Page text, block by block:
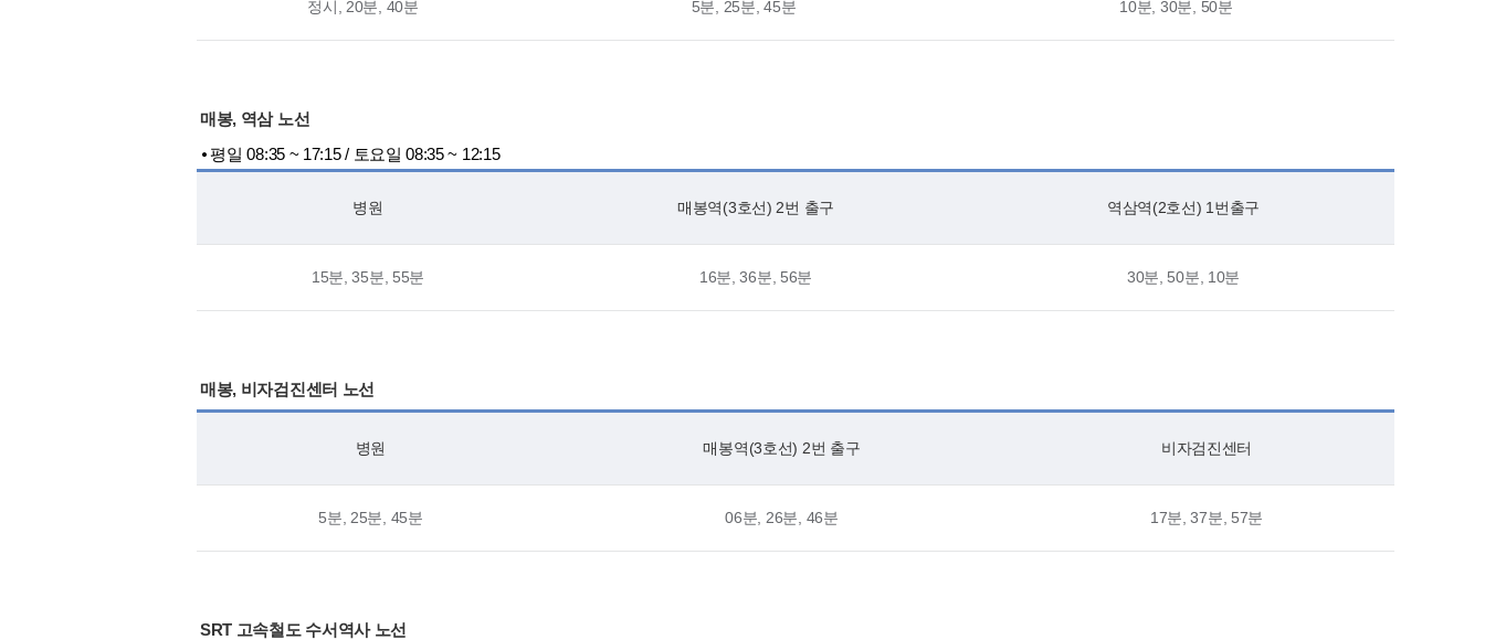
정시, 20분, 40분 5분, 25분, 45분 10분, 30분, 50분
매봉, 역삼 노선
⦁ 평일 08:35 ~ 17:15 / 토요일 08:35 ~ 12:15
병원 매봉역(3호선) 2번 출구 역삼역(2호선) 1번출구
15분, 35분, 55분 16분, 36분, 56분 30분, 50분, 10분
매봉, 비자검진센터 노선
병원 매봉역(3호선) 2번 출구 비자검진센터
5분, 25분, 45분 06분, 26분, 46분 17분, 37분, 57분
SRT 고속철도 수서역사 노선